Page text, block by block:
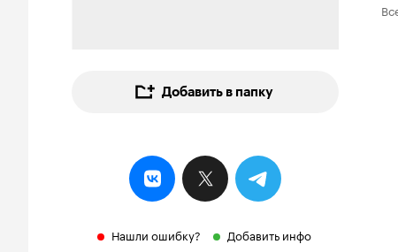
Добавить в папку
Нашли ошибку? Добавить инфо